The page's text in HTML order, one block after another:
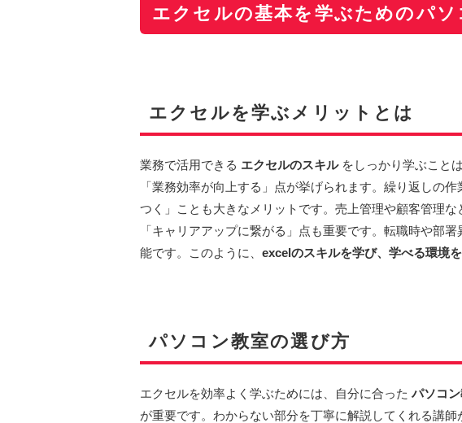
エクセルの基本を学ぶためのパソ
エクセルを学ぶメリットとは
業務で活用できる エクセルのスキルをしっかり学ぶこと
「業務効率が向上する」点が挙げられます。繰り返しの
つく」ことも大きなメリットです。売上管理や顧客管理
「キャリアアップに繋がる」点も重要です。転職時や部
能です。このように、 excelのスキルを学び、学べる環境
パソコン教室の選び方
エクセルを効率よく学ぶためには、自分に合った パソコ
が重要です。わからない部分を丁寧に解説してくれる講